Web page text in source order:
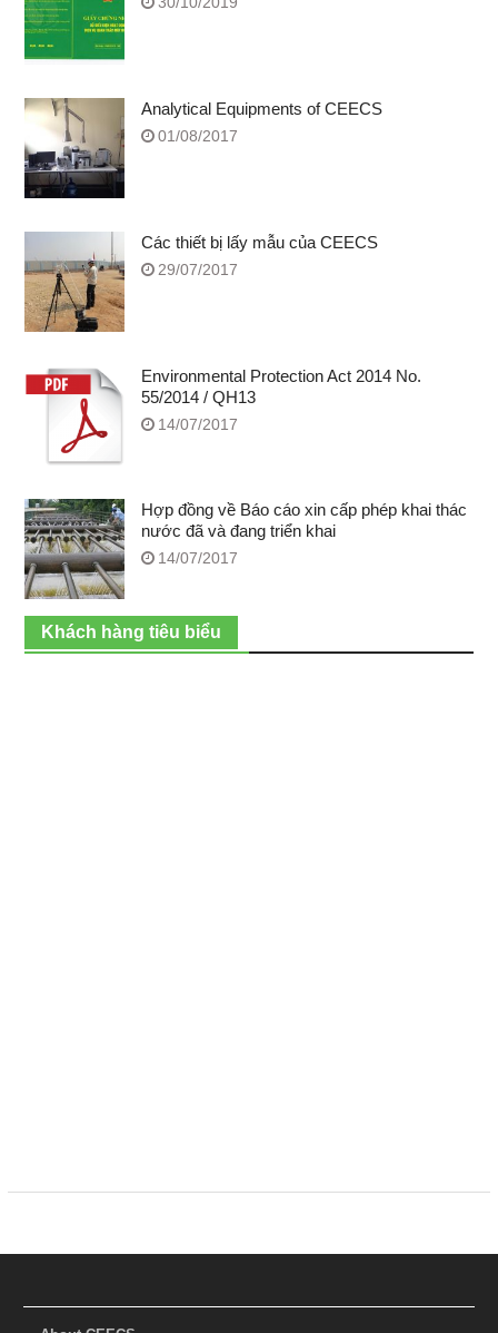
Analytical Equipments of CEECS
01/08/2017
Các thiết bị lấy mẫu của CEECS
29/07/2017
Environmental Protection Act 2014 No.
55/2014 / QH13
14/07/2017
Hợp đồng về Báo cáo xin cấp phép khai thác
nước đã và đang triển khai
14/07/2017
Khách hàng tiêu biểu